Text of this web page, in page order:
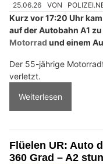
25.06.26 VON
Kurz vor 17:20 Uhr
auf der Autobahn A1
Motorrad und einem
Der 55-jährige
verletzt.
Weiterlesen
Flüelen UR: Auto
360 Grad – A2